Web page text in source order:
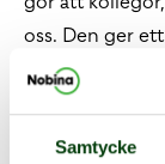
Samtycke
oss. Den ger
trygghet. Den
med stolthet.
Förutom de